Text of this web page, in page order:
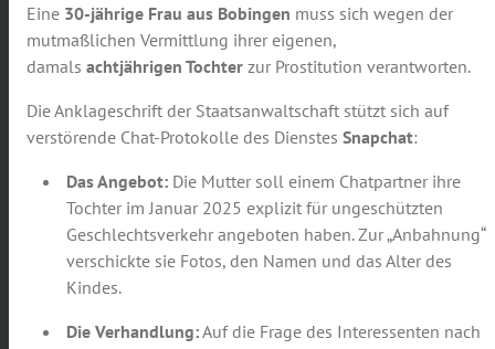
Eine 30-jährige Frau aus Bobingen muss sich wegen der
mutmaßlichen Vermittlung ihrer eigenen,
damals achtjährigen Tochter zur Prostitution verantworten.
Die Anklageschrift der Staatsanwaltschaft stützt sich auf
verstörende Chat-Protokolle des Dienstes Snapchat:
Das Angebot: Die Mutter soll einem Chatpartner ihre
Tochter im Januar 2025 explizit für ungeschützten
Geschlechtsverkehr angeboten haben. Zur „Anbahnung“
verschickte sie Fotos, den Namen und das Alter des
Kindes.
Die Verhandlung:Auf die Frage des Interessenten nach